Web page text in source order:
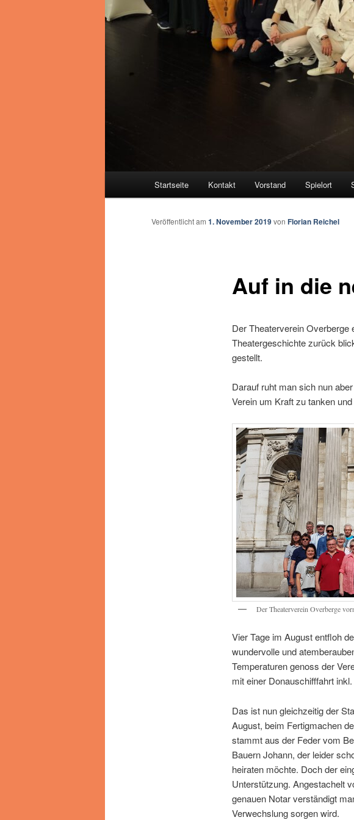
Startseite Kontakt Vorstand Spielort
Auf in die
Veröffentlicht am 1. November 2019von Florian Reichel
Der Theaterverein Overberge
Theatergeschichte zurück
gestellt.
Darauf ruht man sich nun
Verein um Kraft zu tanken
Der Theaterverein Overberge
Vier Tage im August entfloh
wundervolle und
Temperaturen genoss der
mit einer Donauschifffahrt
Das ist nun gleichzeitig der
August, beim Fertigmachen
stammt aus der Feder vom
Bauern Johann, der leider
heiraten möchte. Doch der
Unterstützung. Angestachelt
genauen Notar verständigt
Verwechslung sorgen wird.